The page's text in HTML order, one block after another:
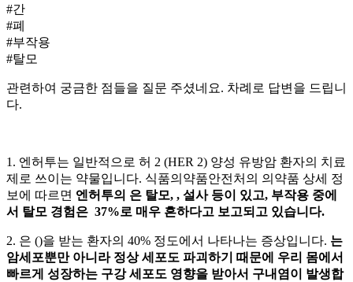
#간
#폐
#부작용
#탈모
관련하여 궁금한 점들을 질문 주셨네요. 차례로 답변을 드립니
다.
1. 엔허투는 일반적으로 허 2 (HER 2) 양성 유방암 환자의 치료
제로 쓰이는 약물입니다. 식품의약품안전처의 의약품 상세 정
보에 따르면 엔허투의 은 탈모, , 설사 등이 있고, 부작용 중에
서 탈모 경험은 37%로 매우 흔하다고 보고되고 있습니다.
2. 은 ()을 받는 환자의 40% 정도에서 나타나는 증상입니다. 는
암세포뿐만 아니라 정상 세포도 파괴하기 때문에 우리 몸에서
빠르게 성장하는 구강세포도 영향을 받아서 구내염이 발생합